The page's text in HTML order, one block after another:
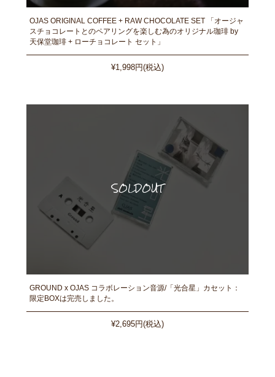
OJAS ORIGINAL COFFEE + RAW CHOCOLATE SET 「オージャ
スチョコレートとのペアリングを楽しむ為のオリジナル珈琲 by
天保堂珈琲 + ローチョコレート セット」
¥1,998円(税込)
GROUND x OJAS コラボレーション音源/「光合星」カセット：
限定BOXは完売しました。
¥2,695円(税込)